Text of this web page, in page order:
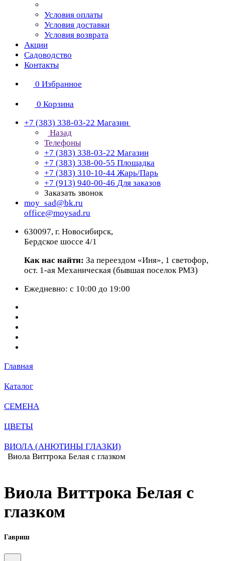
Условия оплаты
Условия доставки
Условия возврата
Акции
Садоводство
Контакты
0 Избранное
0 Корзина
+7 (383) 338-03-22 Магазин
Назад
Телефоны
+7 (383) 338-03-22 Магазин
+7 (383) 338-00-55 Площадка
+7 (383) 310-10-44 Жарь/Парь
+7 (913) 940-00-46 Для заказов
Заказать звонок
moy_sad@bk.ru
office@moysad.ru
630097, г. Новосибирск,
Бердское шоссе 4/1
Как нас найти: За переездом «Иня», 1 светофор,
ост. 1-ая Механическая (бывшая поселок РМЗ)
Ежедневно: с 10:00 до 19:00
Главная
Каталог
СЕМЕНА
ЦВЕТЫ
ВИОЛА (АНЮТИНЫ ГЛАЗКИ)
Виола Виттрока Белая с глазком
Виола Виттрока Белая с
глазком
Гавриш